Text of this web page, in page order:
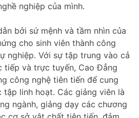
nghiệp của mình.
bởi sứ mệnh và tầm nhìn của
cho sinh viên thành công
nghiệp. Với sự tập trung vào cả
tiếp và trực tuyến, Cao Đẳng
công nghệ tiên tiến để cung
linh hoạt. Các giảng viên là
ngành, giảng dạy các chương